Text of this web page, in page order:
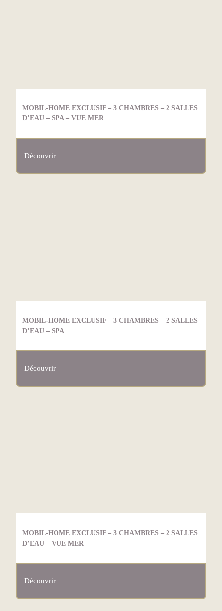
MOBIL-HOME EXCLUSIF – 3 CHAMBRES – 2 SALLES
D’EAU – SPA – VUE MER
Découvrir
MOBIL-HOME EXCLUSIF – 3 CHAMBRES – 2 SALLES
D’EAU – SPA
Découvrir
MOBIL-HOME EXCLUSIF – 3 CHAMBRES – 2 SALLES
D’EAU – VUE MER
Découvrir